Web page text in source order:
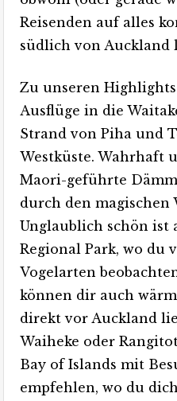
Reisenden auf alles
südlich von Auckland
Zu unseren
Ausflüge in die
Strand von Piha und
Westküste. Wahrhaft
Maori-geführte
durch den magischen
Unglaublich schön ist
Regional Park, wo du
Vogelarten
können dir auch
direkt vor Auckland
Waiheke oder
Bay of Islands mit
empfehlen, wo du